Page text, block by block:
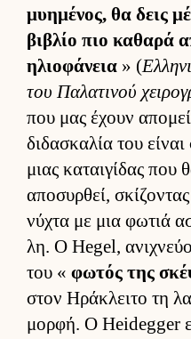
μυημένος, θα δεις
βιβλίο πιο καθαρά
ηλιο­φάνεια » (
του Παλατινού
που μας έχουν
διδασκαλία του
μιας καται­γίδας που
αποσυρ­θεί,
νύχτα με μια φωτιά
λη. Ο Hegel,
του « φωτός της
στον Ηράκλειτο τη
μορ­φή. Ο Heidegger